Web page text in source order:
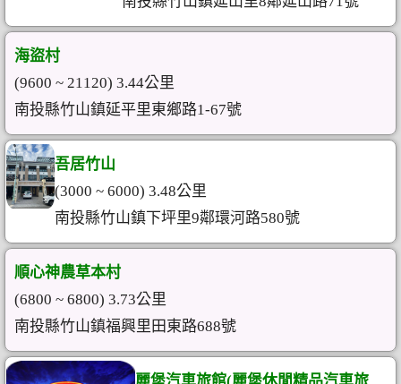
海盜村
(9600 ~ 21120) 3.44公里
南投縣竹山鎮延平里東鄉路1-67號
吾居竹山
(3000 ~ 6000) 3.48公里
南投縣竹山鎮下坪里9鄰環河路580號
順心神農草本村
(6800 ~ 6800) 3.73公里
南投縣竹山鎮福興里田東路688號